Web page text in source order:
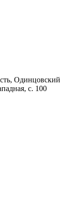
Одинцовский
с. 100